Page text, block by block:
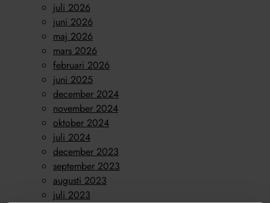
juli 2026
juni 2026
maj 2026
mars 2026
februari 2026
juni 2025
december 2024
november 2024
oktober 2024
juli 2024
december 2023
september 2023
augusti 2023
juli 2023